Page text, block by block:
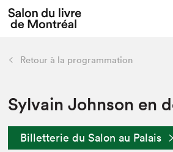
L'événement
Préparer sa visite au
Actualités
retour
Préparer sa visite
Liens pratiques
Retour à la programmation
Sylvain Johnson en
Billetterie du Salon au Palais